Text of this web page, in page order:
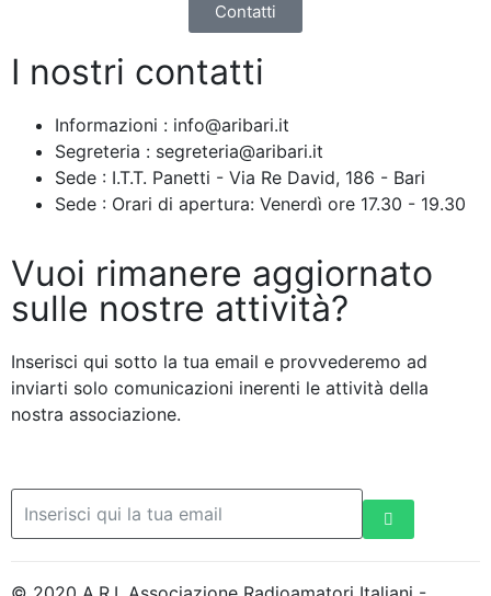
Contatti
I nostri contatti
Informazioni : info@aribari.it
Segreteria : segreteria@aribari.it
Sede : I.T.T. Panetti - Via Re David, 186 - Bari
Sede : Orari di apertura: Venerdì ore 17.30 - 19.30
Vuoi rimanere aggiornato
sulle nostre attività?
Inserisci qui sotto la tua email e provvederemo ad
inviarti solo comunicazioni inerenti le attività della
nostra associazione.